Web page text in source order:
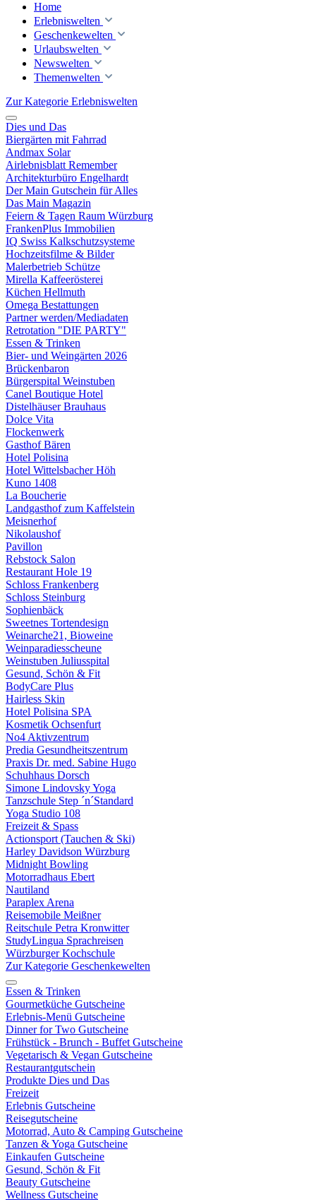
Home
Erlebniswelten
Geschenkewelten
Urlaubswelten
Newswelten
Themenwelten
Zur Kategorie Erlebniswelten
Dies und Das
Biergärten mit Fahrrad
Andmax Solar
Airlebnisblatt Remember
Architekturbüro Engelhardt
Der Main Gutschein für Alles
Das Main Magazin
Feiern & Tagen Raum Würzburg
FrankenPlus Immobilien
IQ Swiss Kalkschutzsysteme
Hochzeitsfilme & Bilder
Malerbetrieb Schütze
Mirella Kaffeerösterei
Küchen Hellmuth
Omega Bestattungen
Partner werden/Mediadaten
Retrotation "DIE PARTY"
Essen & Trinken
Bier- und Weingärten 2026
Brückenbaron
Bürgerspital Weinstuben
Canel Boutique Hotel
Distelhäuser Brauhaus
Dolce Vita
Flockenwerk
Gasthof Bären
Hotel Polisina
Hotel Wittelsbacher Höh
Kuno 1408
La Boucherie
Landgasthof zum Kaffelstein
Meisnerhof
Nikolaushof
Pavillon
Rebstock Salon
Restaurant Hole 19
Schloss Frankenberg
Schloss Steinburg
Sophienbäck
Sweetnes Tortendesign
Weinarche21, Bioweine
Weinparadiesscheune
Weinstuben Juliusspital
Gesund, Schön & Fit
BodyCare Plus
Hairless Skin
Hotel Polisina SPA
Kosmetik Ochsenfurt
No4 Aktivzentrum
Predia Gesundheitszentrum
Praxis Dr. med. Sabine Hugo
Schuhhaus Dorsch
Simone Lindovsky Yoga
Tanzschule Step ´n´Standard
Yoga Studio 108
Freizeit & Spass
Actionsport (Tauchen & Ski)
Harley Davidson Würzburg
Midnight Bowling
Motorradhaus Ebert
Nautiland
Paraplex Arena
Reisemobile Meißner
Reitschule Petra Kronwitter
StudyLingua Sprachreisen
Würzburger Kochschule
Zur Kategorie Geschenkewelten
Essen & Trinken
Gourmetküche Gutscheine
Erlebnis-Menü Gutscheine
Dinner for Two Gutscheine
Frühstück - Brunch - Buffet Gutscheine
Vegetarisch & Vegan Gutscheine
Restaurantgutschein
Produkte Dies und Das
Freizeit
Erlebnis Gutscheine
Reisegutscheine
Motorrad, Auto & Camping Gutscheine
Tanzen & Yoga Gutscheine
Einkaufen Gutscheine
Gesund, Schön & Fit
Beauty Gutscheine
Wellness Gutscheine